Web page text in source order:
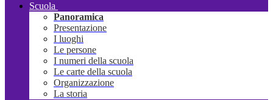
Scuola
Panoramica
Presentazione
I luoghi
Le persone
I numeri della scuola
Le carte della scuola
Organizzazione
La storia